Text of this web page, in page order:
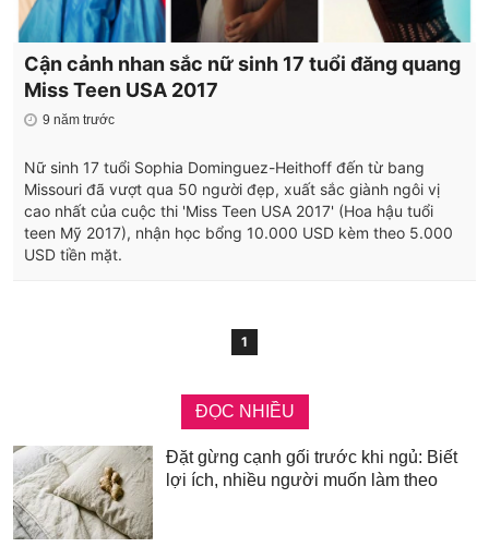
Cận cảnh nhan sắc nữ sinh 17 tuổi đăng quang
Miss Teen USA 2017
9 năm trước
Nữ sinh 17 tuổi Sophia Dominguez-Heithoff đến từ bang
Missouri đã vượt qua 50 người đẹp, xuất sắc giành ngôi vị
cao nhất của cuộc thi 'Miss Teen USA 2017' (Hoa hậu tuổi
teen Mỹ 2017), nhận học bổng 10.000 USD kèm theo 5.000
USD tiền mặt.
1
ĐỌC NHIỀU
Đặt gừng cạnh gối trước khi ngủ: Biết
lợi ích, nhiều người muốn làm theo